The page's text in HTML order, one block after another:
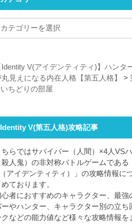
Identity V(アイデンティティ)】ハンタ
見えになる内在人格【第五人格】
>
いちどりの部屋
Identity V(第五人格)攻略記事
ちらではサバイバー（人間）×4人VS
殺人鬼）の非対称バトルゲームである
アイデンティティ）」の攻略情報に
ております。
心者におすすめのキャラクター、最強
ーやハンター、キャラクター別の立ち
クなどの能力値など様々な攻略情報を